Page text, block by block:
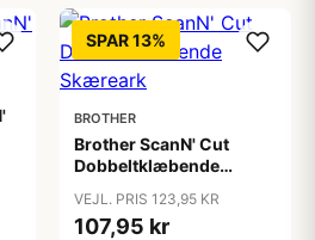
SPAR 13%
BROTHER
Brother ScanN' Cut
Dobbeltklæbende
VEJL. PRIS 123,95 KR
107,95 kr